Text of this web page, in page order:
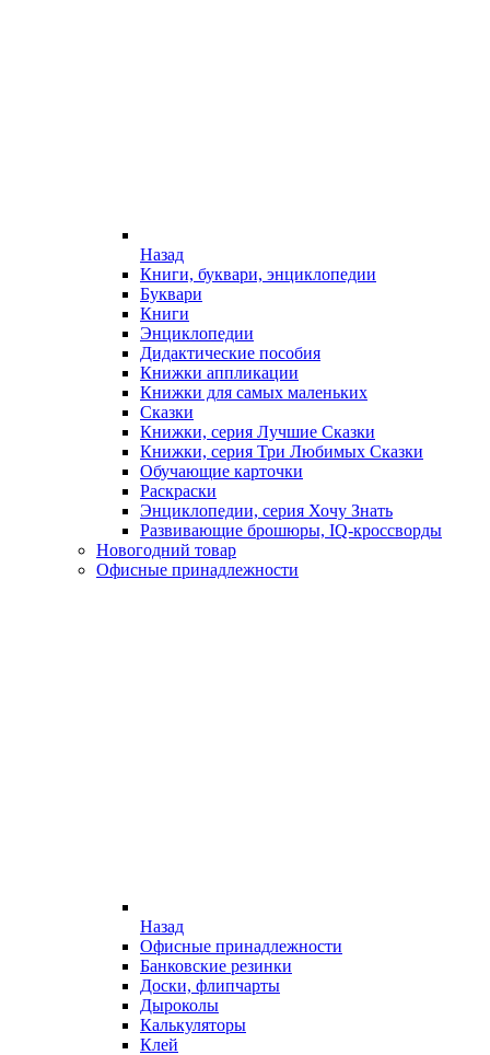
Назад
Книги, буквари, энциклопедии
Буквари
Книги
Энциклопедии
Дидактические пособия
Книжки аппликации
Книжки для самых маленьких
Сказки
Книжки, серия Лучшие Сказки
Книжки, серия Три Любимых Сказки
Обучающие карточки
Раскраски
Энциклопедии, серия Хочу Знать
Развивающие брошюры, IQ-кроссворды
Новогодний товар
Офисные принадлежности
Назад
Офисные принадлежности
Банковские резинки
Доски, флипчарты
Дыроколы
Калькуляторы
Клей